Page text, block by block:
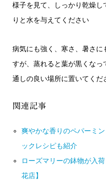
様子を見て、しっかり乾燥
りと水を与えてください
病気にも強く、寒さ、暑さ
すが、蒸れると葉が黒くな
通しの良い場所に置いてくだ
関連記事
爽やかな香りのペパーミ
ックレシピも紹介
ローズマリーの鉢物が入
花店】